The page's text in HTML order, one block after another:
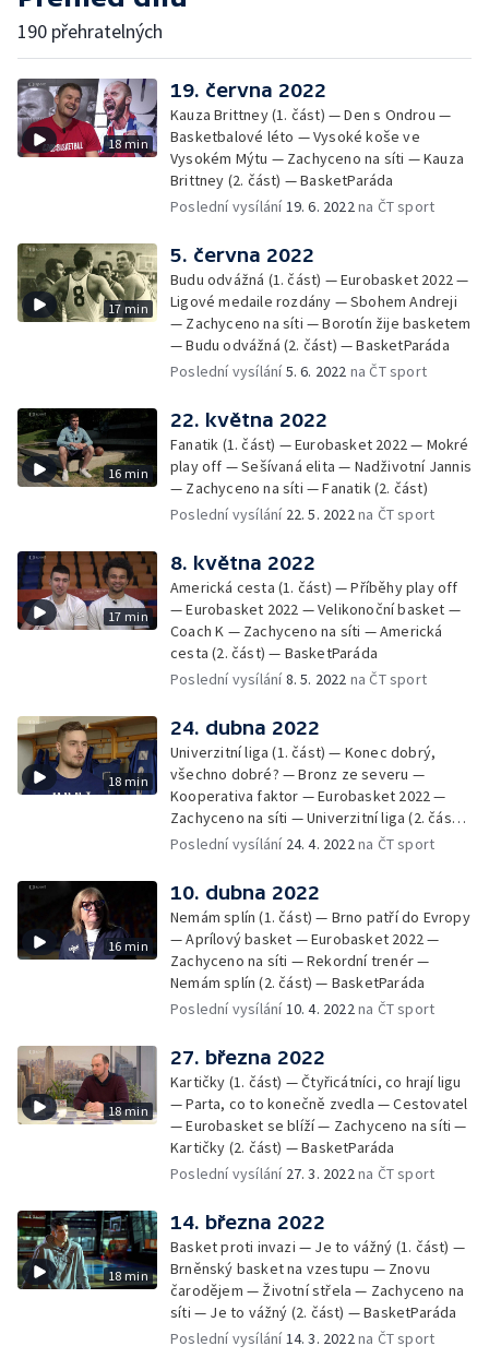
190 přehratelných
18 min
19. června 2022
Kauza Brittney (1. část) — Den s Ondrou —
Basketbalové léto — Vysoké koše ve
Vysokém Mýtu — Zachyceno na síti — Kauza
Brittney (2. část) — BasketParáda
Poslední vysílání 19. 6. 2022 na ČT sport
17 min
5. června 2022
Budu odvážná (1. část) — Eurobasket 2022 —
Ligové medaile rozdány — Sbohem Andreji
— Zachyceno na síti — Borotín žije basketem
— Budu odvážná (2. část) — BasketParáda
Poslední vysílání5. 6. 2022 na ČT sport
16 min
22. května 2022
Fanatik (1. část) — Eurobasket 2022 — Mokré
play off — Sešívaná elita — Nadživotní Jannis
— Zachyceno na síti — Fanatik (2. část)
Poslední vysílání 22. 5. 2022 na ČT sport
17 min
8. května 2022
Americká cesta (1. část) — Příběhy play off
— Eurobasket 2022 — Velikonoční basket —
Coach K — Zachyceno na síti — Americká
cesta (2. část) — BasketParáda
Poslední vysílání8. 5. 2022 na ČT sport
18 min
24. dubna 2022
Univerzitní liga (1. část) — Konec dobrý,
všechno dobré? — Bronz ze severu —
Kooperativa faktor — Eurobasket 2022 —
Zachyceno na síti — Univerzitní liga (2. část)
— BasketParáda
Poslední vysílání 24. 4. 2022 na ČT sport
16 min
10. dubna 2022
Nemám splín (1. část) — Brno patří do Evropy
— Aprílový basket — Eurobasket 2022 —
Zachyceno na síti — Rekordní trenér —
Nemám splín (2. část) — BasketParáda
Poslední vysílání 10. 4. 2022 na ČT sport
18 min
27. března 2022
Kartičky (1. část) — Čtyřicátníci, co hrají ligu
— Parta, co to konečně zvedla — Cestovatel
— Eurobasket se blíží — Zachyceno na síti —
Kartičky (2. část) — BasketParáda
Poslední vysílání 27. 3. 2022 na ČT sport
18 min
14. března 2022
Basket proti invazi — Je to vážný (1. část) —
Brněnský basket na vzestupu — Znovu
čarodějem — Životní střela — Zachyceno na
síti — Je to vážný (2. část) — BasketParáda
Poslední vysílání 14. 3. 2022 na ČT sport